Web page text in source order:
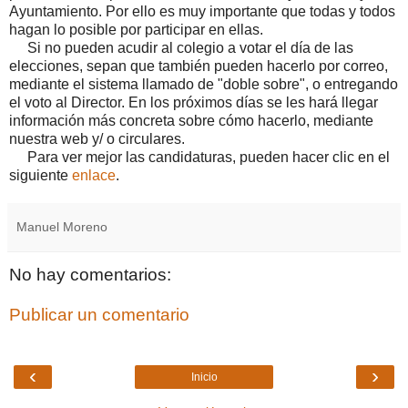
Ayuntamiento. Por ello es muy importante que todas y todos
hagan lo posible por participar en ellas.
Si no pueden acudir al colegio a votar el día de las
elecciones, sepan que también pueden hacerlo por correo,
mediante el sistema llamado de "doble sobre", o entregando
el voto al Director. En los próximos días se les hará llegar
información más concreta sobre cómo hacerlo, mediante
nuestra web y/ o circulares.
Para ver mejor las candidaturas, pueden hacer clic en el
siguiente enlace.
Manuel Moreno
No hay comentarios:
Publicar un comentario
‹ ›
Inicio